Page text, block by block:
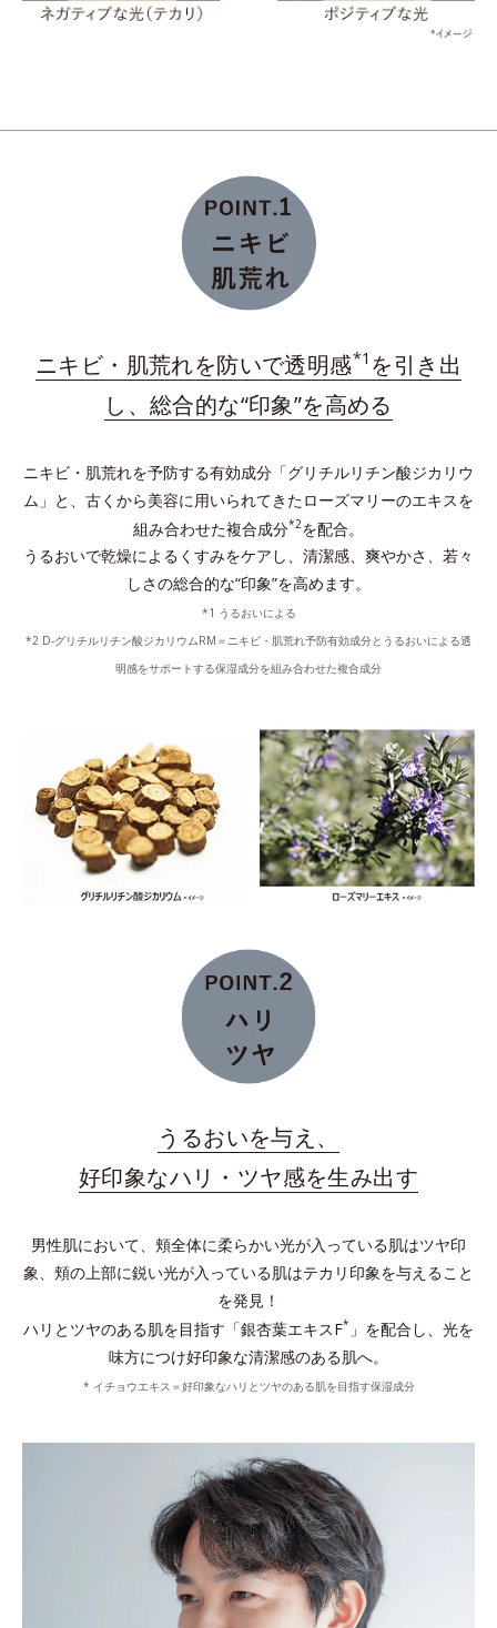
*うるおいキャッチ成分（塩化ジメチルジアリルアンモニウム・アクリルア
プラスに帯電したイオニックコラーゲン
*水溶性コラーゲン液（魚起源）＝保湿成分
ダブルプロテクトパウダーが肌上に均一に整列。長時
間うるおいを保持し、余分な皮脂を吸着し、テカリを
ニキビ・肌荒れを防いで透明感*1 を引き出
し、総合的な“印象”を高める
ニキビ・肌荒れを予防する有効成分「グリチルリチン酸ジカリウ
ム」と、古くから美容に用いられてきたローズマリーのエキスを
組み合わせた複合成分*2を配合。
うるおいで乾燥によるくすみをケアし、清潔感、爽やかさ、若々
しさの総合的な“印象”を高めます。
*1 うるおいによる
*2 D-グリチルリチン酸ジカリウムRM＝ニキビ・肌荒れ予防有効成分とうるおいによる透
明感をサポートする保湿成分を組み合わせた複合成分
うるおいを与え、
好印象なハリ・ツヤ感を生み出す
男性肌において、頬全体に柔らかい光が入っている肌はツヤ印
象、頬の上部に鋭い光が入っている肌はテカリ印象を与えること
を発見！
ハリとツヤのある肌を目指す「銀杏葉エキスF* 」を配合し、光を
味方につけ好印象な清潔感のある肌へ。
* イチョウエキス＝好印象なハリとツヤのある肌を目指す保湿成分